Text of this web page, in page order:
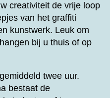
creativiteit de vrije loop
van het graffiti
kunstwerk. Leuk om
bij u thuis of op
twee uur.
bestaat de